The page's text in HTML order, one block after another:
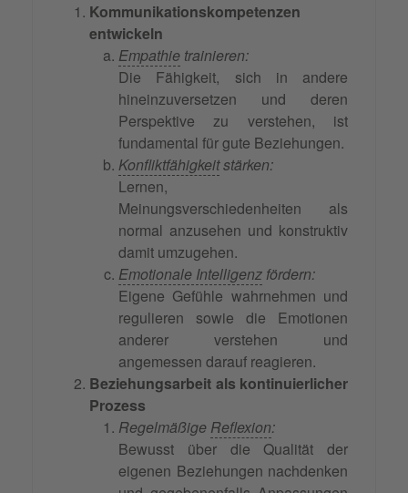
Kommunikationskompetenzen
entwickeln
Empathie trainieren:
Die Fähigkeit, sich in andere
hineinzuversetzen und deren
Perspektive zu verstehen, ist
fundamental für gute Beziehungen.
Konfliktfähigkeitstärken:
Lernen,
Meinungsverschiedenheiten als
normal anzusehen und konstruktiv
damit umzugehen.
Emotionale Intelligenz fördern:
Eigene Gefühle wahrnehmen und
regulieren sowie die Emotionen
anderer verstehen und
angemessen darauf reagieren.
Beziehungsarbeit als kontinuierlicher
Prozess
Regelmäßige Reflexion:
Bewusst über die Qualität der
eigenen Beziehungen nachdenken